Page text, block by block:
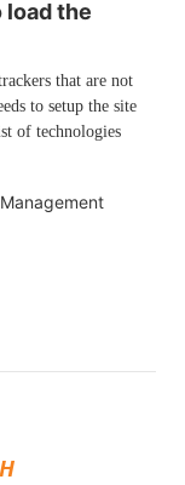
load the
that are not
to setup the site
of technologies